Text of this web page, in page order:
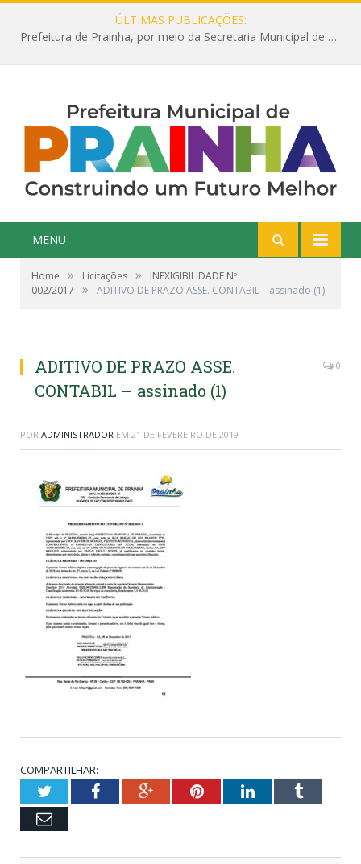
ÚLTIMAS PUBLICAÇÕES:
Prefeitura de Prainha, por meio da Secretaria Municipal de Educação, abre 354 vagas na área da Educação para 2025 com processo seletivo simplificado
MENU
Home » Licitações »
INEXIGIBILIDADE Nº
002/2017
» ADITIVO DE PRAZO ASSE. CONTABIL – assinado (1)
ADITIVO DE PRAZO ASSE.
CONTABIL – assinado (1)
0
POR ADMINISTRADOR EM 21 DE FEVEREIRO DE 2019
COMPARTILHAR:
TwitterFacebookGoogle+PinterestLinkedInTumblr
Email